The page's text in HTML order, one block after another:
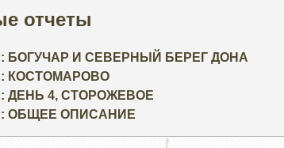
отчеты
БОГУЧАР И СЕВЕРНЫЙ БЕРЕГ ДОНА
КОСТОМАРОВО
ДЕНЬ 4, СТОРОЖЕВОЕ
ОБЩЕЕ ОПИСАНИЕ